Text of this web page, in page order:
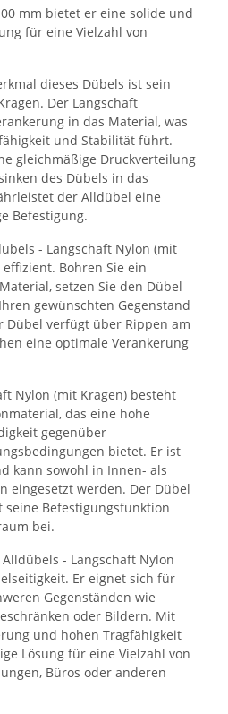
mm bietet er eine solide und
für eine Vielzahl von
dieses Dübels ist sein
Der Langschaft
in das Material, was
und Stabilität führt.
gleichmäßige Druckverteilung
des Dübels in das
der Alldübel eine
Befestigung.
- Langschaft Nylon (mit
Bohren Sie ein
setzen Sie den Dübel
gewünschten Gegenstand
Dübel verfügt über Rippen am
eine optimale Verankerung
Nylon (mit Kragen) besteht
das eine hohe
gegenüber
bietet. Er ist
kann sowohl in Innen- als
eingesetzt werden. Der Dübel
Befestigungsfunktion
bei.
- Langschaft Nylon
Er eignet sich für
Gegenständen wie
oder Bildern. Mit
und hohen Tragfähigkeit
Lösung für eine Vielzahl von
Büros oder anderen